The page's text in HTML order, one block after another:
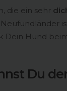
die ein sehr
Dein Hund
Du